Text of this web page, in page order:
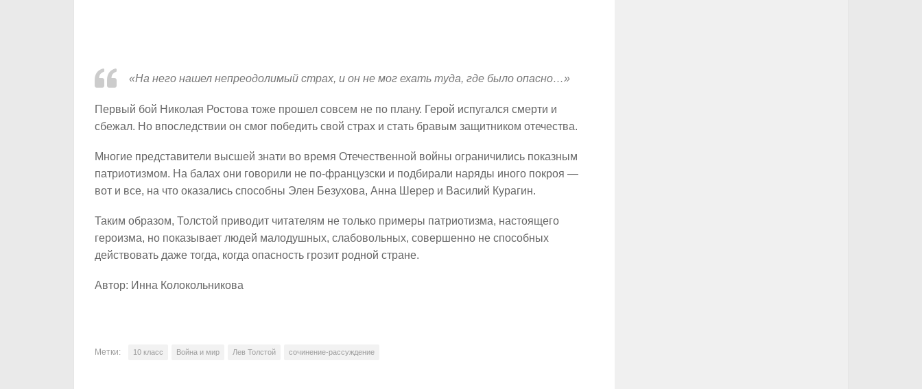
«На него нашел непреодолимый страх, и он не мог ехать туда, где было опасно…»
Первый бой Николая Ростова тоже прошел совсем не по плану. Герой испугался смерти и
сбежал. Но впоследствии он смог победить свой страх и стать бравым защитником отечества.
Многие представители высшей знати во время Отечественной войны ограничились показным
патриотизмом. На балах они говорили не по-французски и подбирали наряды иного покроя —
вот и все, на что оказались способны Элен Безухова, Анна Шерер и Василий Курагин.
Таким образом, Толстой приводит читателям не только примеры патриотизма, настоящего
героизма, но показывает людей малодушных, слабовольных, совершенно не способных
действовать даже тогда, когда опасность грозит родной стране.
Автор: Инна Колокольникова
Метки: 10 класс Война и мир Лев Толстой сочинение-рассуждение